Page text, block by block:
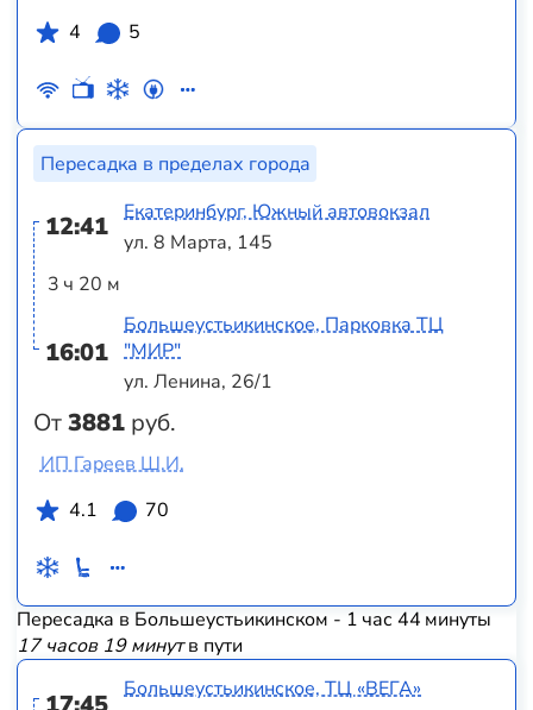
4
5
Пересадка в пределах города
12:41
3 ч 20 м
16:01
От3881 руб.
Екатеринбург, Южный автовокзал
ул. 8 Марта, 145
Большеустьикинское, Парковка ТЦ
"МИР"
ул. Ленина, 26/1
ИП Гареев Ш.И.
4.1
70
Пересадка в Большеустьикинском - 1 час 44 минуты
17 часов 19 минутв пути
Большеустьикинское, ТЦ «ВЕГА»